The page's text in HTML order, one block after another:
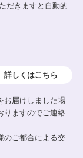
だきますと自動的
詳しくはこちら
お届けしました場
りますのでご連絡
のご都合による交